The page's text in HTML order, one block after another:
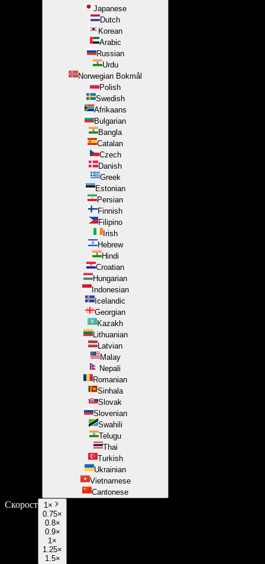
Japanese
Dutch
Korean
Arabic
Russian
Urdu
Norwegian Bokmål
Polish
Swedish
Afrikaans
Bulgarian
Bangla
Catalan
Czech
Danish
Greek
Estonian
Persian
Finnish
Filipino
Irish
Hebrew
Hindi
Croatian
Hungarian
Indonesian
Icelandic
Georgian
Kazakh
Lithuanian
Latvian
Malay
Nepali
Romanian
Sinhala
Slovak
Slovenian
Swahili
Telugu
Thai
Turkish
Ukrainian
Vietnamese
Cantonese
Скорост 1×
0.75×
0.8×
0.9×
1×
1.25×
1.5×